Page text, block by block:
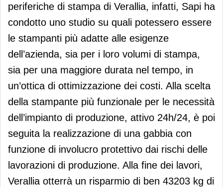
periferiche di stampa di Verallia, infatti, Sapi ha
condotto uno studio su quali potessero essere
le stampanti più adatte alle esigenze
dell’azienda, sia per i loro volumi di stampa,
sia per una maggiore durata nel tempo, in
un’ottica di ottimizzazione dei costi. Alla scelta
della stampante più funzionale per le necessità
dell’impianto di produzione, attivo 24h/24, è poi
seguita la realizzazione di una gabbia con
funzione di involucro protettivo dai rischi delle
lavorazioni di produzione. Alla fine dei lavori,
Verallia otterrà un risparmio di ben 43203 kg di